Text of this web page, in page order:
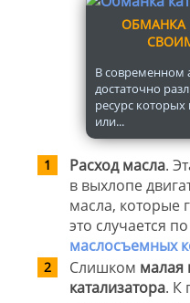
ОБМАНКА
В современном
достаточно
ресурс
или...
Расход масла.
в выхлопе
масла, которые
это случается
маслосъемных
Слишком малая
катализатора. К